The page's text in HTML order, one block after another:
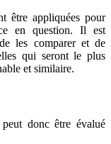
être appliquées pour
en question. Il est
les comparer et de
qui seront le plus
et similaire.
donc être évalué